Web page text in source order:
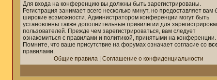
Для входа на конференцию вы должны быть зарегистрированы.
Регистрация занимает всего несколько минут, но предоставляет вам
широкие возможности. Администратором конференции могут быть
установлены также дополнительные привилегии для
пользователей. Прежде чем зарегистрироваться, вам следует
ознакомиться с правилами и политикой, принятыми на конференции.
Помните, что ваше присутствие на форумах означает согласие со
правилами.
Общие правила
Соглашение о конфиденциальности